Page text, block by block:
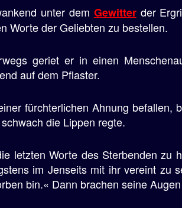
unter dem Gewitterder
Worte der Geliebten zu bestellen.
geriet er in einen
auf dem Pflaster.
fürchterlichen Ahnung befallen,
die Lippen regte.
letzten Worte des Sterbenden zu
im Jenseits mit ihr vereint zu
bin.« Dann brachen seine